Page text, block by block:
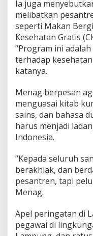
Ia juga
melibatkan
seperti Makan
Kesehatan Gratis
“Program ini
terhadap
katanya.
Menag berpesan
menguasai kitab
sains, dan bahasa
harus menjadi
Indonesia.
“Kepada seluruh
berakhlak, dan
pesantren, tapi
Menag.
Apel peringatan di
pegawai di